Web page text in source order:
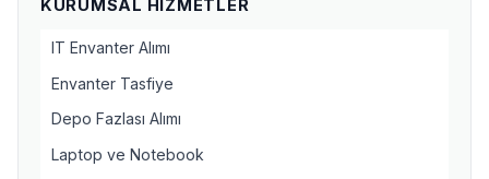
KURUMSAL HIZMETLER
IT Envanter Alımı
Envanter Tasfiye
Depo Fazlası Alımı
Laptop ve Notebook